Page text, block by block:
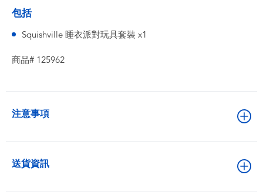
包括
Squishville 睡衣派對玩具套裝 x1
商品# 125962
注意事項
送貨資訊